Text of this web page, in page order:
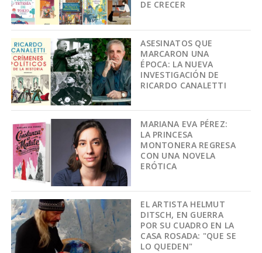
DE CRECER
ASESINATOS QUE
MARCARON UNA
ÉPOCA: LA NUEVA
INVESTIGACIÓN DE
RICARDO CANALETTI
MARIANA EVA PÉREZ:
LA PRINCESA
MONTONERA REGRESA
CON UNA NOVELA
ERÓTICA
EL ARTISTA HELMUT
DITSCH, EN GUERRA
POR SU CUADRO EN LA
CASA ROSADA: "QUE SE
LO QUEDEN"